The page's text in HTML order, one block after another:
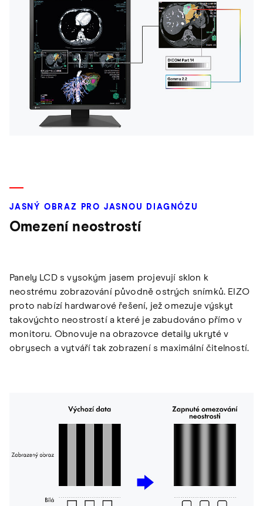
JASNÝ OBRAZ PRO JASNOU DIAGNÓZU
Omezení neostrostí
Panely LCD s vysokým jasem projevují sklon k
neostrému zobrazování původně ostrých snímků. EIZO
proto nabízí hardwarové řešení, jež omezuje výskyt
takovýchto neostrostí a které je zabudováno přímo v
monitoru. Obnovuje na obrazovce detaily ukryté v
obrysech a vytváří tak zobrazení s maximální čitelností.